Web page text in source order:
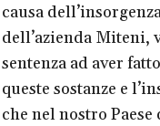
causa
dell’azienda Miteni,
sentenza ad aver
queste sostanze e
che nel nostro